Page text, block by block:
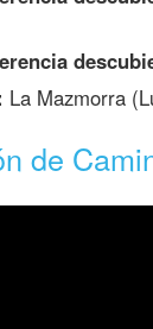
La Mazmorra
de